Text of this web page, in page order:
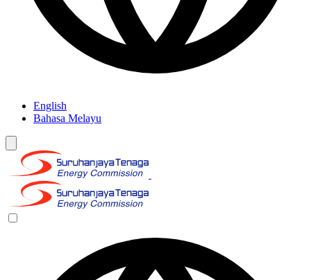
English
Bahasa Melayu